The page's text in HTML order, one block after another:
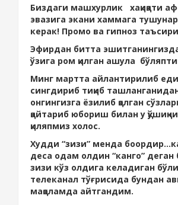
Биздаги машхурлик хақиқати
эвазига экани хаммага
керак! Промо ва гипноз
Эфирдан битта
ўзига ром қилган ашула
Минг мартта айлантирилиб
сингдириб тиқиб
онгингизга ёзилиб қолган
қайтариб юбориш билан у
қиляпмиз холос.
Худди “зизи” менда
деса одам олдин “канго” деган
зизи кўз олдига келадиган
телеканал тўғрисида бундан
мақоламда айтгандим.